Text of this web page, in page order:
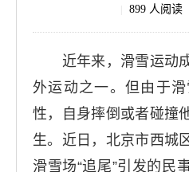
899 人阅读
近年来，滑雪运动成
外运动之一。但由于
性，自身摔倒或者碰撞
生。近日，北京市西城
滑雪场“追尾”引发的民